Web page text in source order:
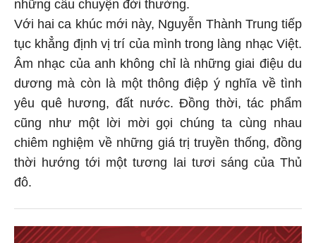
những câu chuyện đời thường.
Với hai ca khúc mới này, Nguyễn Thành Trung tiếp
tục khẳng định vị trí của mình trong làng nhạc Việt.
Âm nhạc của anh không chỉ là những giai điệu du
dương mà còn là một thông điệp ý nghĩa về tình
yêu quê hương, đất nước. Đồng thời, tác phẩm
cũng như một lời mời gọi chúng ta cùng nhau
chiêm nghiệm về những giá trị truyền thống, đồng
thời hướng tới một tương lai tươi sáng của Thủ
đô.